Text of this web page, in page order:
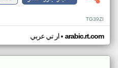
TG39ZI
ار تي عربي• arabic.rt.com